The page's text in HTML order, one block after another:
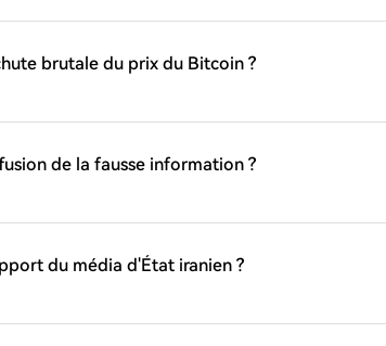
brutale du prix du Bitcoin ?
de la fausse information ?
du média d'État iranien ?